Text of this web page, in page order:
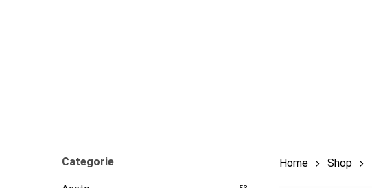
Categorie Home Shop